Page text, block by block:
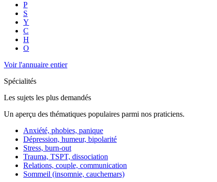
P
S
Y
C
H
O
Voir l'annuaire entier
Spécialités
Les sujets les plus demandés
Un aperçu des thématiques populaires parmi nos praticiens.
Anxiété, phobies, panique
Dépression, humeur, bipolarité
Stress, burn-out
Trauma, TSPT, dissociation
Relations, couple, communication
Sommeil (insomnie, cauchemars)